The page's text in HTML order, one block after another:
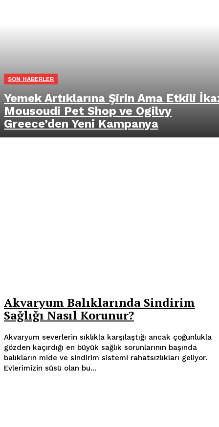
SON HABERLER
Yemek Artıklarına Şirin Ama Etkili
Mousoudi Pet Shop ve Ogilvy
Greece’den Yeni Kampanya
Akvaryum Balıklarında Sindirim
Sağlığı Nasıl Korunur?
Akvaryum severlerin sıklıkla karşılaştığı ancak çoğunlukla
gözden kaçırdığı en büyük sağlık sorunlarının başında
balıkların mide ve sindirim sistemi rahatsızlıkları geliyor.
Evlerimizin süsü olan bu...